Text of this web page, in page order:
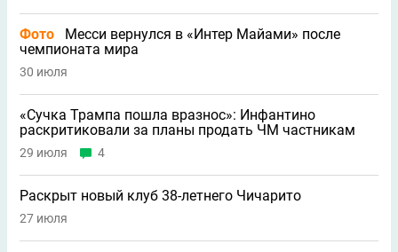
Фото
Месси вернулся в «Интер Майами» после
чемпионата мира
30 июля
«Сучка Трампа пошла вразнос»: Инфантино
раскритиковали за планы продать ЧМ частникам
29 июля 4
Раскрыт новый клуб 38-летнего Чичарито
27 июля